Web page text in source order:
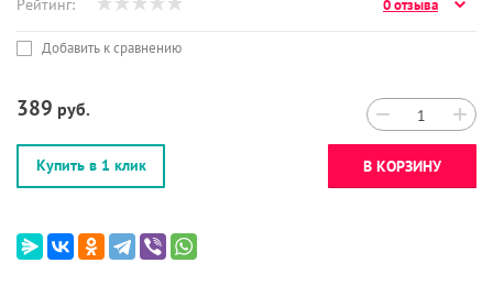
Рейтинг: 0 отзыва
Добавить к сравнению
389 руб. − +
Купить в 1 клик В КОРЗИНУ